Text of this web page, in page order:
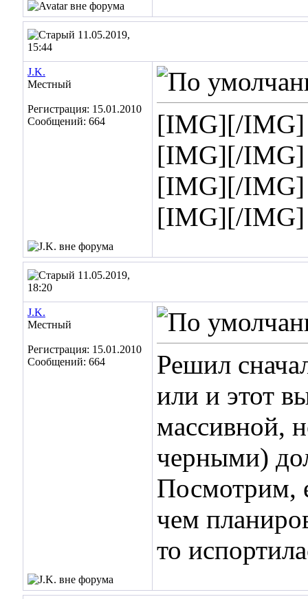
11.05.2019,
15:44
J.K.
Местный
Регистрация: 15.01.2010
Сообщений: 664
[IMG][/
[IMG][/
[IMG][/
[IMG][/
11.05.2019,
18:20
J.K.
Местный
Регистрация: 15.01.2010
Сообщений: 664
Решил
или и этот
массивной,
черными)
Посмотрим,
чем
то